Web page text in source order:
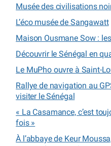
Musée des civilisations
L’éco musée de Sangawatt
Maison Ousmane Sow :
Découvrir le Sénégal en
Le MuPho ouvre à Saint-
Rallye de navigation au
visiter le Sénégal
« La Casamance, c’est
fois »
À l’abbaye de Keur